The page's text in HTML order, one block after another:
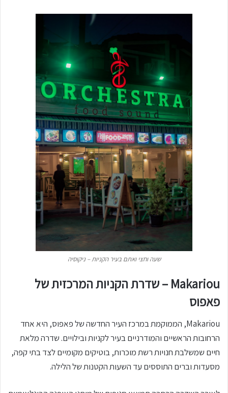
שעה וחצי ואתם בעיר הקניות – ניקוסיה
Makariou – שדרת הקניות המרכזית של
פאפוס
Makariou, הממוקמת במרכז העיר החדשה של פאפוס, היא אחד
הרחובות הראשיים והמודרניים בעיר לקניות ובילויים. שדרה מלאת
חיים שמשלבת חנויות רשת מוכרות, בוטיקים מקומיים לצד בתי קפה,
מסעדות וברים התוססים עד השעות הקטנות של הלילה.